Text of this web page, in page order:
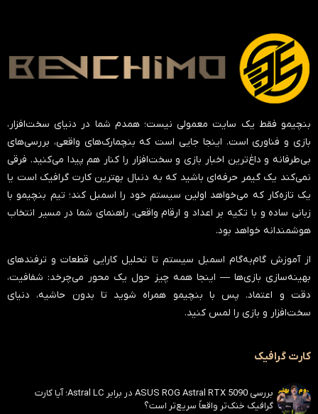
بنچیمو فقط یک سایت معمولی نیست؛ همدم شما در دنیای سخت‌افزار،
بازی و فناوری است. اینجا جایی است که بنچمارک‌های واقعی، بررسی‌های
بی‌طرفانه و داغ‌ترین اخبار بازی و سخت‌افزار را کنار هم پیدا می‌کنید. فرقی
نمی‌کند یک گیمر حرفه‌ای باشید که به دنبال بهترین کارت گرافیک است یا
یک تازه‌کار که می‌خواهد اولین سیستم خود را اسمبل کند؛ تیم بنچیمو با
زبانی ساده و با تکیه بر اعداد و ارقام واقعی، راهنمای شما در مسیر انتخاب
هوشمندانه خواهد بود.
از آموزش گام‌به‌گام اسمبل سیستم تا تحلیل کارایی قطعات و ترفندهای
بهینه‌سازی بازی‌ها — اینجا همه چیز حول یک محور می‌چرخد: شفافیت،
دقت و اعتماد. پس با بنچیمو همراه شوید تا بدون حاشیه، دنیای
سخت‌افزار و بازی را لمس کنید.
کارت گرافیک
بررسی ASUS ROG Astral RTX 5090 در برابر Astral LC؛ آیا کارت
گرافیک خنک‌تر واقعاً سریع‌تر است؟